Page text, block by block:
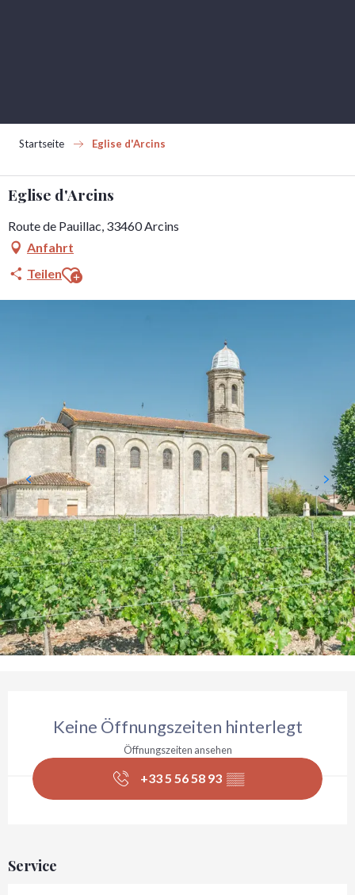
Startseite Eglise d'Arcins
Eglise d'Arcins
Route de Pauillac, 33460 Arcins
Anfahrt
TeilenAjouter aux favoris
Keine Öffnungszeiten hinterlegt
Öffnungszeiten ansehen
+33 5 56 58 93 ▒▒
Service